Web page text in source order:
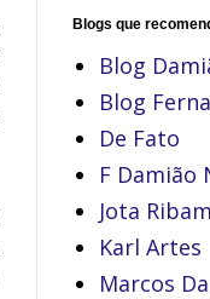
Blogs que
Blog
Blog
De Fato
F Damião
Jota
Karl Artes
Marcos